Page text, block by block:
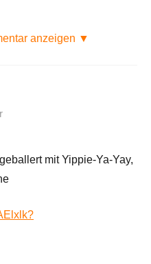
anzeigen ▼
mit Yippie-Ya-Yay,